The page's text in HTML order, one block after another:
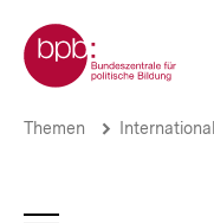
zum
Seiteninhalt
springen
Zur Startseite der bpb
Kommentar:
Themen